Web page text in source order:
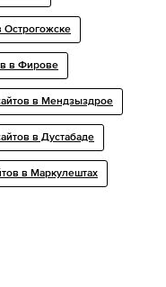
Острогожске
в Фирове
в Мендзыздрое
в Дустабаде
в Маркулештах